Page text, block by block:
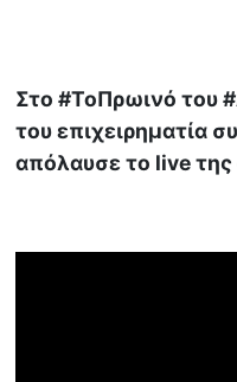
Στο #ΤοΠρωινό του
του επιχειρηματία
απόλαυσε το live